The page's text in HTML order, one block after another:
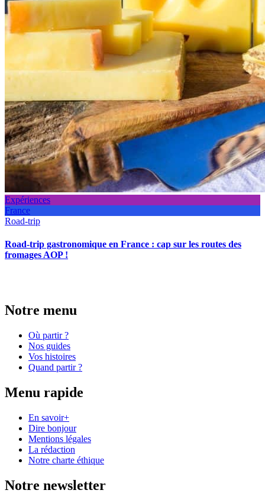
Expériences
France
Road-trip
Road-trip gastronomique en France : cap sur les routes des
fromages AOP !
Notre menu
Où partir ?
Nos guides
Vos histoires
Quand partir ?
Menu rapide
En savoir+
Dire bonjour
Mentions légales
La rédaction
Notre charte éthique
Notre newsletter